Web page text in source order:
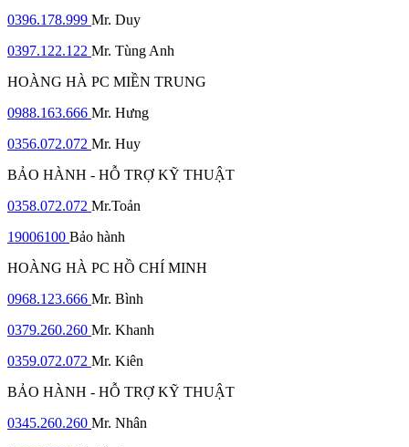
0396.178.999 Mr. Duy
0397.122.122 Mr. Tùng Anh
HOÀNG HÀ PC MIỀN TRUNG
0988.163.666 Mr. Hưng
0356.072.072 Mr. Huy
BẢO HÀNH - HỖ TRỢ KỸ THUẬT
0358.072.072 Mr.Toản
19006100 Bảo hành
HOÀNG HÀ PC HỒ CHÍ MINH
0968.123.666 Mr. Bình
0379.260.260 Mr. Khanh
0359.072.072 Mr. Kiên
BẢO HÀNH - HỖ TRỢ KỸ THUẬT
0345.260.260 Mr. Nhân